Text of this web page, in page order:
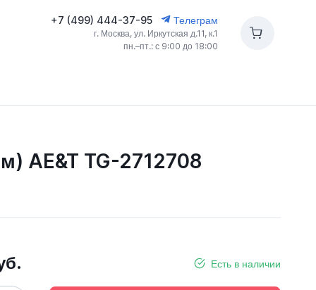
+7 (499) 444-37-95 Телеграм
г. Москва, ул. Иркутская д.11, к.1
пн.–пт.: с 9:00 до 18:00
AE&T TG-2712708
Есть в наличии